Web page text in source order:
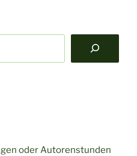
oder Autorenstunden